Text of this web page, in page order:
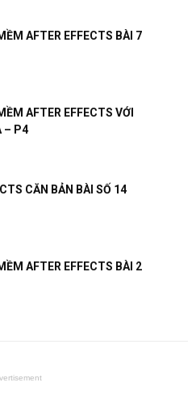
AFTER EFFECTS BÀI 7
AFTER EFFECTS VỚI
– P4
CĂN BẢN BÀI SỐ 14
AFTER EFFECTS BÀI 2